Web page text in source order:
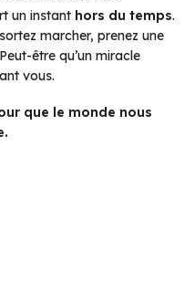
un instant hors du temps.
marcher, prenez une
être qu’un miracle
vous.
que le monde nous